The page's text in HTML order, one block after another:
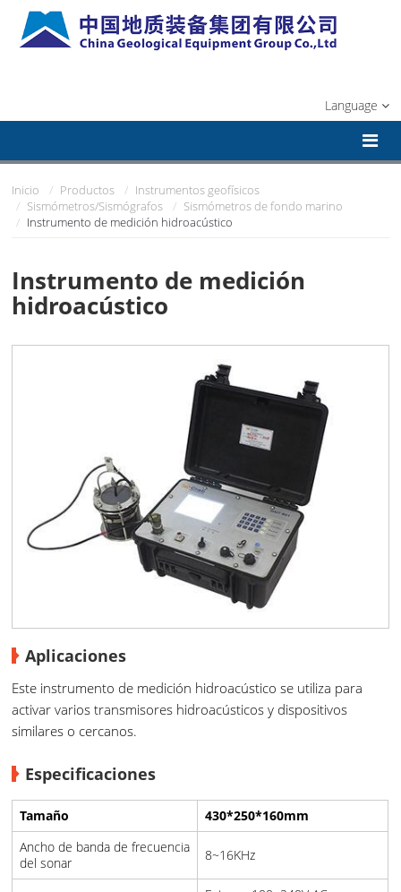
Language
Inicio Productos
Instrumentos geofísicos
Sismómetros/Sismógrafos
Sismómetros de fondo marino
Instrumento de medición hidroacústico
Instrumento de medición
hidroacústico
Aplicaciones
Este instrumento de medición hidroacústico se utiliza para
activar varios transmisores hidroacústicos y dispositivos
similares o cercanos.
Especificaciones
Tamaño
430*250*160mm
Ancho de banda de frecuencia
del sonar
8~16KHz